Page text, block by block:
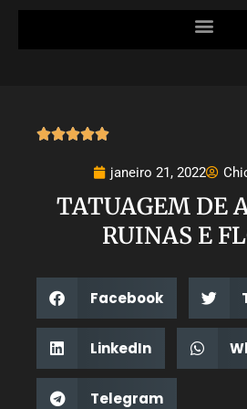

janeiro 21, 2022
TATUAGEM DE
RUINAS E
Facebook
LinkedIn
Telegram